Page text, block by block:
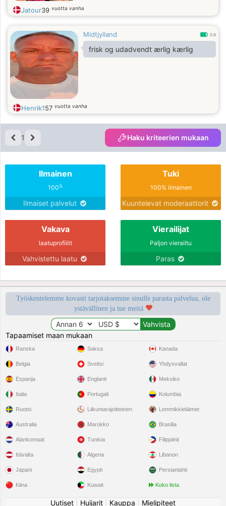
Jatour39 vuotta vanha
Midtjylland 0.8
frisk og udadvendt ærlig kærlig
Henrik157 vuotta vanha
1 Haku kriteerien mukaan
Ilmainen
100%
Ilmaiset palvelut
Tuki
100% ilmainen
Kuuntelevat moderaattorit
Vakava
laatuprofiilit
Vahvistettu laatu
Vierailijat
Paljon vierailtu
Paras
Työskentelemme kovasti tarjotaksemme sinulle parasta palvelua, ole
ystävällinen ja tue meitä
Tapaamiset maan mukaan
Ranska
Belgia
Espanja
Italia
Ruotsi
Saksa
Sveitsi
Englanti
Portugali
Liikuntarajoitteinen
Kanada
Yhdysvallat
Meksiko
Kolumbia
Lemmikkieläimet
Australia
Alankomaat
Itävalta
Japani
Kiina
Marokko
Tunisia
Algeria
Egypti
Kuwait
Brasilia
Filippiinit
Libanon
Persianlahti
Koko lista
Uutiset Huijarit Kauppa Mielipiteet